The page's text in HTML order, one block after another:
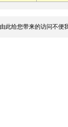
此给您带来的访问不便